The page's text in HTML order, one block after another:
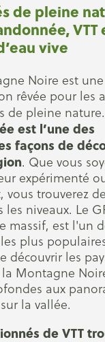
de pleine
VTT
vive
Noire est une
rêvée pour les
de pleine nature.
est l’une des
façons de
. Que vous
expérimenté
vous trouverez
les niveaux. Le
massif, est l'un
plus
découvrir les
Montagne
aux
la vallée.
de VTT